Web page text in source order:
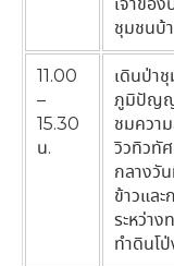
ชุมชนบ้
11.00
–
15.30
น.
เดินป่า
ภูมิปัญญ
ชมควา
วิวทิวทั
กลางวั
ข้าวและ
ระหว่าง
ทำดินโ